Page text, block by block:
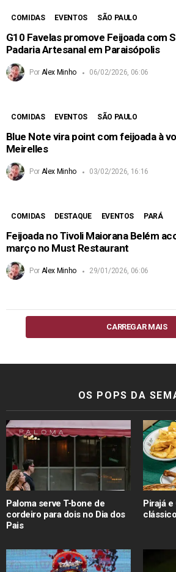
COMIDAS EVENTOS SÃO PAULO
G10 Favelas promove Feijoada com
Padaria Artesanal em Paraisópolis
Por Alex Minho 06/02/2026, 06:06
COMIDAS EVENTOS SÃO PAULO
Blue Note vira point com feijoada à
Meirelles
Por Alex Minho 03/02/2026, 16:16
COMIDAS DESTAQUE EVENTOS PARÁ
Feijoada no Tivoli Maiorana Belém
março no Must Restaurant
Por Alex Minho 29/01/2026, 06:06
CARREGAR MAIS
OS POPS DA
Paloma serve T-bone de
cordeiro para dois no Dia dos
Pais
Pirajá e